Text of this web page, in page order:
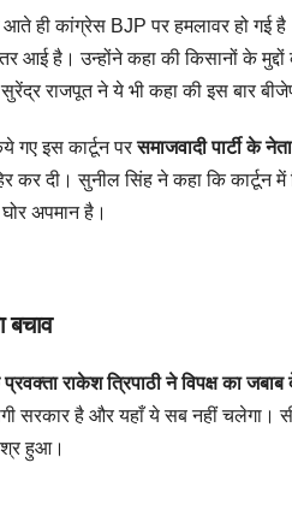
आते ही कांग्रेस BJP पर हमलावर हो गई
आई है। उन्होंने कहा की किसानों के
राजपूत ने ये भी कहा की इस बार
गए इस कार्टून परसमाजवादी पार्टी के
कर दी। सुनील सिंह ने कहा कि
अपमान है।
प्रवक्ता राकेश त्रिपाठी ने विपक्ष का
सरकार है और यहाँ ये सब नहीं चलेगा।
हुआ।